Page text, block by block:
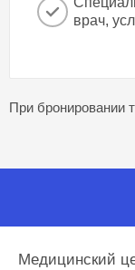
врач,
При бронировании
Медицинский